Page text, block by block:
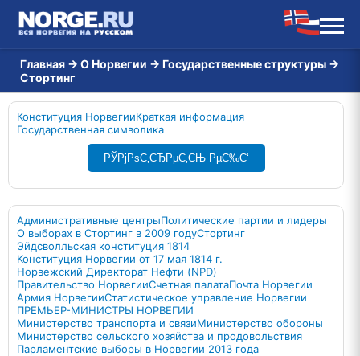
Главная → О Норвегии → Государственные структуры →
Стортинг
Конституция НорвегииКраткая информация
Государственная символика
РЎРјРѕС‚СЂРµС‚СЊ РµС‰С‘
Административные центрыПолитические партии и лидеры
О выборах в Стортинг в 2009 годуСтортинг
Эйдсволльская конституция 1814
Конституция Норвегии от 17 мая 1814 г.
Норвежский Директорат Нефти (NPD)
Правительство НорвегииСчетная палатаПочта Норвегии
Армия НорвегииСтатистическое управление Норвегии
ПРЕМЬЕР-МИНИСТРЫ НОРВЕГИИ
Министерство транспорта и связиМинистерство обороны
Министерство сельского хозяйства и продовольствия
Парламентские выборы в Норвегии 2013 года